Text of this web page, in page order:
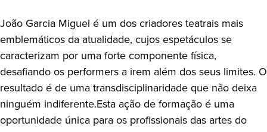
João Garcia Miguel é um dos criadores teatrais mais
emblemáticos da atualidade, cujos espetáculos se
caracterizam por uma forte componente física,
desafiando os performers a irem além dos seus limites. O
resultado é de uma transdisciplinaridade que não deixa
ninguém indiferente.Esta ação de formação é uma
oportunidade única para os profissionais das artes do